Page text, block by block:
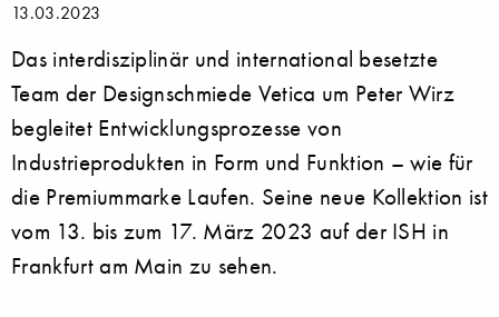
13.03.2023
Das interdisziplinär und international besetzte
Team der Designschmiede Vetica um Peter Wirz
begleitet Entwicklungsprozesse von
Industrieprodukten in Form und Funktion – wie für
die Premiummarke Laufen. Seine neue Kollektion ist
vom 13. bis zum 17. März 2023 auf der ISH in
Frankfurt am Main zu sehen.